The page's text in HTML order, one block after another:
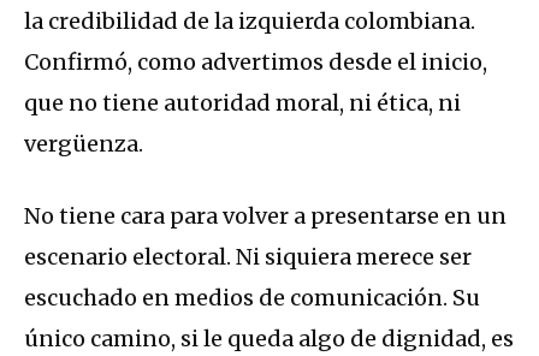
la credibilidad de la izquierda colombiana.
Confirmó, como advertimos desde el inicio,
que no tiene autoridad moral, ni ética, ni
vergüenza.
No tiene cara para volver a presentarse en un
escenario electoral. Ni siquiera merece ser
escuchado en medios de comunicación. Su
único camino, si le queda algo de dignidad, es